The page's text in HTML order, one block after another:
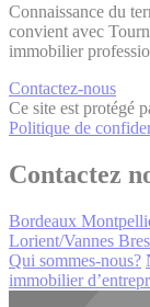
Connaissance du
convient avec
immobilier
Contactez-nous
Ce site est protégé
Politique de
Contactez
Bordeaux
Lorient/Vannes
Qui sommes-nous?
immobilier